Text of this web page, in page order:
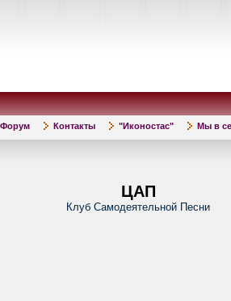
Форум Контакты "Иконостас" Мы в
ЦАП
Клуб Самодеятельной Песни